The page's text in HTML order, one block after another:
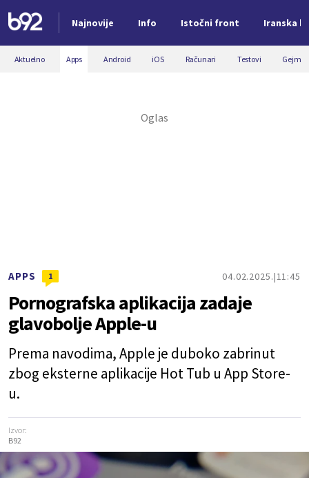
Najnovije Info Istočni front Iranska
Nova vest
Aktuelno Apps Android iOS Računari Testovi
APPS 1 04.02.2025. 11:45
Pornografska aplikacija zadaje
glavobolje Apple-u
Prema navodima, Apple je duboko zabrinut
zbog eksterne aplikacije Hot Tub u App Store-
u.
Izvor:
B92